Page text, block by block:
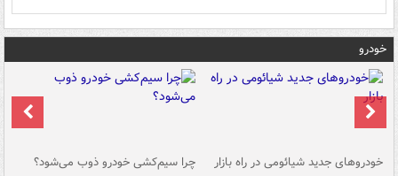
خودرو
خودروهای جدید شیائومی در راه بازار چرا سیم‌کشی خودرو ذوب می‌شود؟